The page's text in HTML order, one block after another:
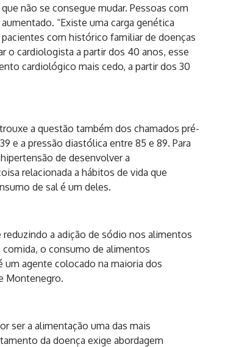
não se consegue mudar. Pessoas com
“Existe uma carga genética
com histórico familiar de doenças
o cardiologista a partir dos 40 anos, esse
cardiológico mais cedo, a partir dos 30
a questão também dos chamados pré-
e a pressão diastólica entre 85 e 89. Para
de desenvolver a
relacionada a hábitos de vida que
de sal é um deles.
a adição de sódio nos alimentos
comida, o consumo de alimentos
agente colocado na maioria dos
Montenegro.
ser a alimentação uma das mais
da doença exige abordagem